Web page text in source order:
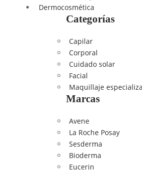
Dermocosmética
Categorías
Capilar
Corporal
Cuidado solar
Facial
Maquillaje
Marcas
Avene
La Roche Posay
Sesderma
Bioderma
Eucerin